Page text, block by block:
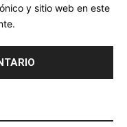
y sitio web en este